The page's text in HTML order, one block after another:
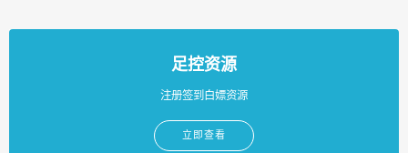
足控资源
注册签到白嫖资源
立即查看